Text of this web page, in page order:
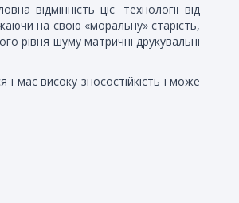
відмінність цієї технології від
на свою «моральну» старість,
рівня шуму матричні друкувальні
має високу зносостійкість і може